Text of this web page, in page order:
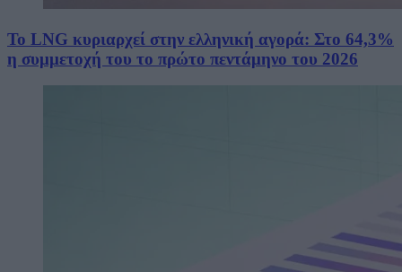
Το LNG κυριαρχεί στην ελληνική αγορά: Στο 64,3%
η συμμετοχή του το πρώτο πεντάμηνο του 2026